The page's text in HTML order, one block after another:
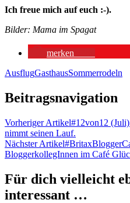
Ich freue mich auf euch :-).
Bilder: Mama im Spagat
merken
AusflugGasthausSommerrodeln
Beitragsnavigation
Vorheriger Artikel#12von12
nimmt seinen Lauf.
Nächster Artikel
BloggerkollegInnen im Café
Für dich vielleicht
interessant …